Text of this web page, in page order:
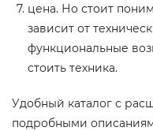
цена. Но стоит
зависит от
функциональные
стоить техника.
Удобный каталог с
подробными